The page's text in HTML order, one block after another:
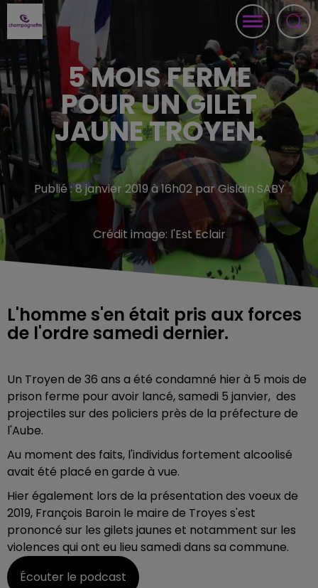
5 MOIS FERME
POUR UN GILET
JAUNE TROYEN.
Publié : 8 janvier 2019 à 16h02 par Gislain SABY
Crédit image: l'Est Eclair
L'homme s'en était pris aux forces
de l'ordre samedi dernier.
Un Troyen de 36 ans a été condamné hier à 5 mois de
prison ferme pour avoir lancé, samedi 5 janvier, des
projectiles sur des policiers près de la préfecture de
l'Aube.
Au moment des faits, l'individus fortement alcoolisé
avait été placé en garde à vue.
Hier également lors de la présentation des voeux de
2019, François Baroin le maire de Troyes s'est
prononcé sur les gilets jaunes et notamment sur les
violences qui ont eu lieu samedi dans sa commune.
Écouter le podcast